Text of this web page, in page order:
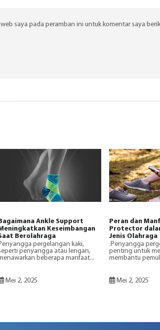
saya pada peramban ini untuk komentar saya
Ankle Support
Keseimbangan
Berolahraga
pergelangan kaki,
penyangga atau lengan,
beberapa manfaat...
Mei 2, 2025
Peran dan
Protector
Jenis Olahraga
.Penyangga
penting untuk
membantu
Mei 2, 2025